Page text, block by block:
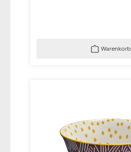
Warenkorb